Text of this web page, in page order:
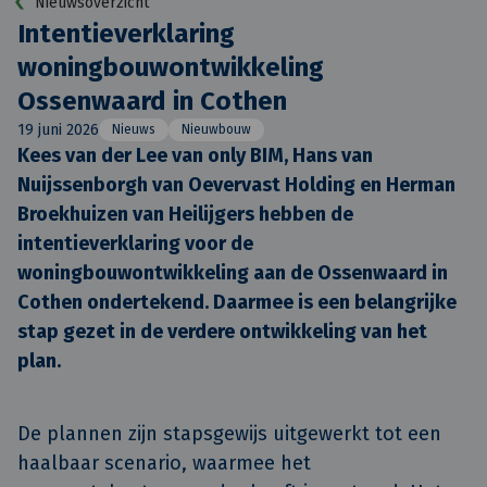
Intentieverklaring
woningbouwontwikkeling
Ossenwaard in Cothen
19 juni 2026 Nieuws Nieuwbouw
Kees van der Lee van only BIM, Hans van
Nuijssenborgh van Oevervast Holding en Herman
Broekhuizen van Heilijgers hebben de
intentieverklaring voor de
woningbouwontwikkeling aan de Ossenwaard in
Cothen ondertekend. Daarmee is een belangrijke
stap gezet in de verdere ontwikkeling van het
plan.
De plannen zijn stapsgewijs uitgewerkt tot een
haalbaar scenario, waarmee het